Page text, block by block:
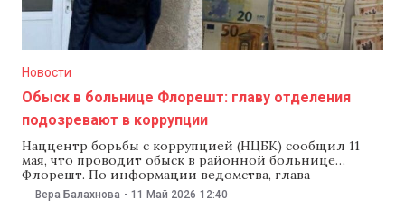
Новости
Обыск в больнице Флорешт: главу отделения
подозревают в коррупции
Наццентр борьбы с коррупцией (НЦБК) сообщил 11
мая, что проводит обыск в районной больнице
Флорешт. По информации ведомства, глава
отделения брал взятки за выдачу справок и
направлений в другие медицинские учреждения,
Вера Балахнова - 11 Май 2026 12:40